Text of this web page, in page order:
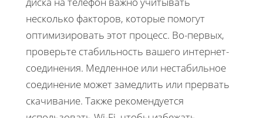
несколько факторов, которые помогут
оптимизировать этот процесс. Во-первых,
проверьте стабильность вашего интернет-
соединения. Медленное или нестабильное
соединение может замедлить или прервать
скачивание. Также рекомендуется